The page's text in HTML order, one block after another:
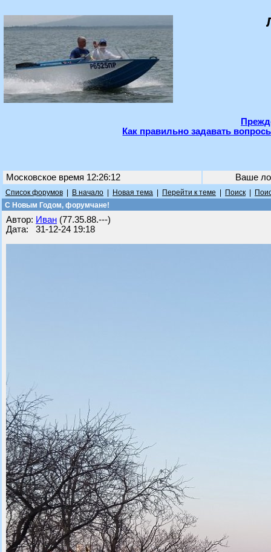
Как правильно задавать
Московское время 12:26:12 Ваше
Список форумов В начало Новая тема Перейти к теме Поиск
С Новым Годом, форумчане!
Автор: Иван (77.35.88.---)
Дата: 31-12-24 19:18